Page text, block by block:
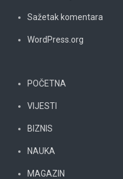
Sažetak komentara
WordPress.org
POČETNA
VIJESTI
BIZNIS
NAUKA
MAGAZIN